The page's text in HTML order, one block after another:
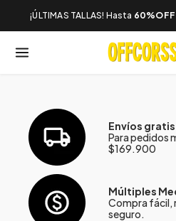
¡ÚLTIMAS TALLAS! Hasta 60%OFF
Envíos gratis
Para pedidos
$169.900
Múltiples
Compra fácil,
seguro.